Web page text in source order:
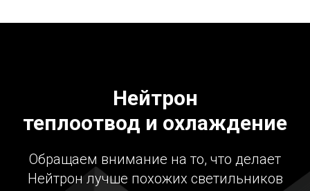
Нейтрон
теплоотвод и охлаждение
Обращаем внимание на то, что делает
Нейтрон лучше похожих светильников